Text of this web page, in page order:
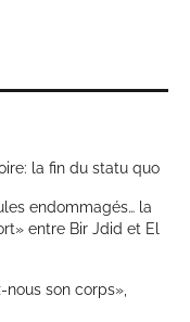
la fin du statu quo
endommagés… la
entre Bir Jdid et El
nous son corps»,